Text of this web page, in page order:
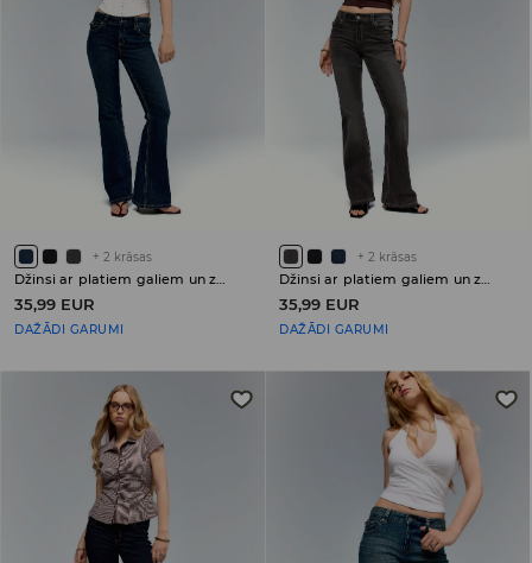
+ 2 krāsas
Džinsi ar platiem galiem un zemu jostasvietu PETITE
35,99 EUR
DAŽĀDI GARUMI
+ 2 krāsas
Džinsi ar platiem galiem un zemu jostasvietu PETITE
35,99 EUR
DAŽĀDI GARUMI